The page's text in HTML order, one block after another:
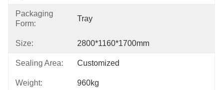
Packaging
Form:
Tray
Size: 2800*1160*1700mm
Sealing Area: Customized
Weight: 960kg